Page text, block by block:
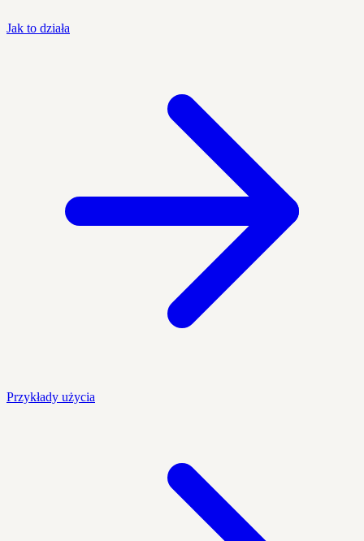
Jak to działa
Przykłady użycia